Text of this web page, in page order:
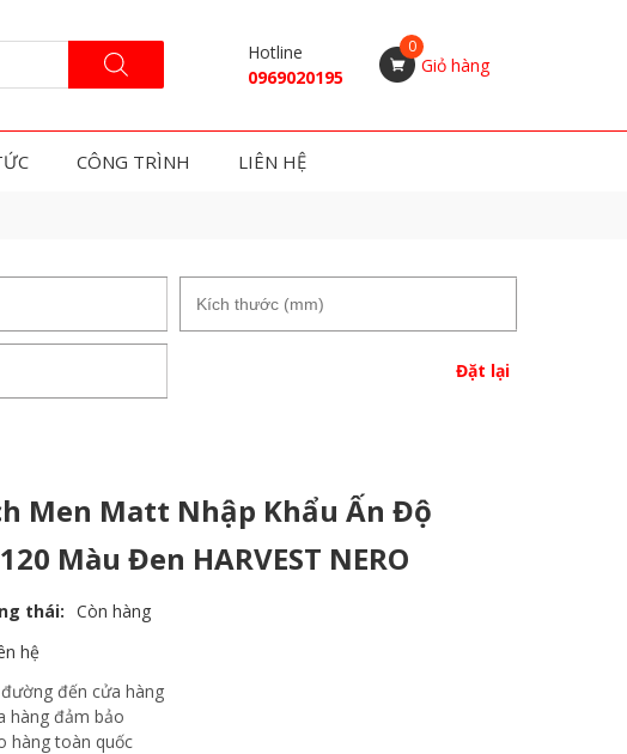
Hotline
0969020195
Giỏ hàng
CÔNG TRÌNH LIÊN HỆ
Đặt lại
Men Matt Nhập Khẩu Ấn Độ
Màu Đen HARVEST NERO
thái: Còn hàng
hệ
đến cửa hàng
hàng đảm bảo
hàng toàn quốc